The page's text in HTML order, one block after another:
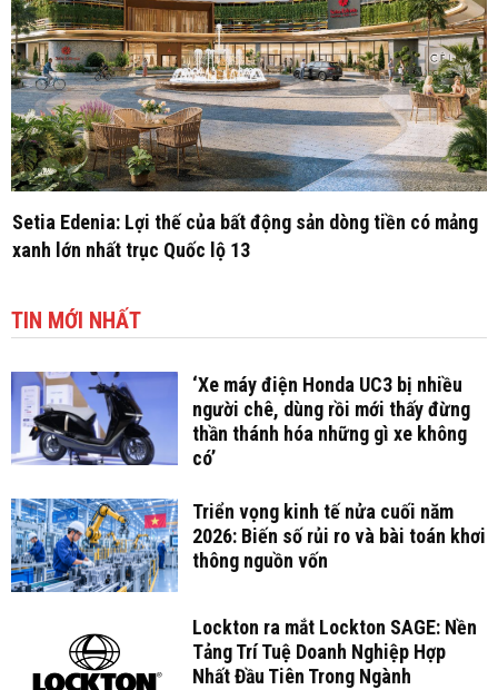
Setia Edenia: Lợi thế của bất động sản dòng tiền có mảng
xanh lớn nhất trục Quốc lộ 13
TIN MỚI NHẤT
‘Xe máy điện Honda UC3 bị nhiều
người chê, dùng rồi mới thấy đừng
thần thánh hóa những gì xe không
có’
Triển vọng kinh tế nửa cuối năm
2026: Biến số rủi ro và bài toán khơi
thông nguồn vốn
Lockton ra mắt Lockton SAGE: Nền
Tảng Trí Tuệ Doanh Nghiệp Hợp
Nhất Đầu Tiên Trong Ngành